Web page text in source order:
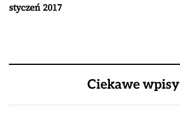
styczeń 2017
Ciekawe wpisy